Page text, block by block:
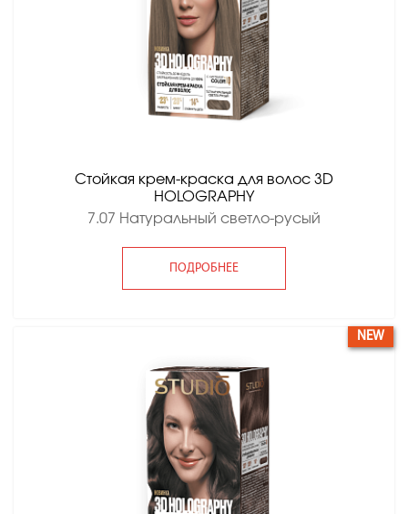
Стойкая крем-краска для волос 3D
HOLOGRAPHY
7.07 Натуральный светло-русый
ПОДРОБНЕЕ
NEW